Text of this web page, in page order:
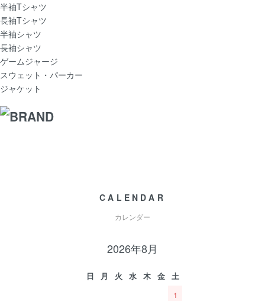
半袖Tシャツ
長袖Tシャツ
半袖シャツ
長袖シャツ
ゲームジャージ
スウェット・パーカー
ジャケット
CALENDAR
カレンダー
2026年8月
日 月 火 水 木 金
土
1